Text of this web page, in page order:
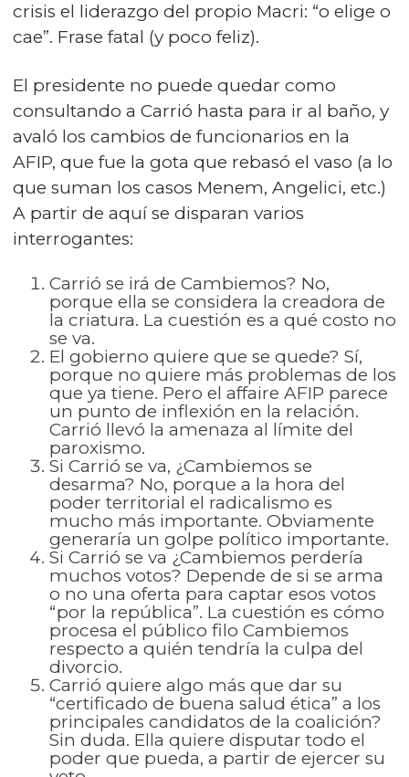
crisis el liderazgo del propio Macri: “o elige o
cae”. Frase fatal (y poco feliz).
El presidente no puede quedar como
consultando a Carrió hasta para ir al baño, y
avaló los cambios de funcionarios en la
AFIP, que fue la gota que rebasó el vaso (a lo
que suman los casos Menem, Angelici, etc.)
A partir de aquí se disparan varios
interrogantes:
Carrió se irá de Cambiemos? No,
porque ella se considera la creadora de
la criatura. La cuestión es a qué costo no
se va.
El gobierno quiere que se quede? Sí,
porque no quiere más problemas de los
que ya tiene. Pero el affaire AFIP parece
un punto de inflexión en la relación.
Carrió llevó la amenaza al límite del
paroxismo.
Si Carrió se va, ¿Cambiemos se
desarma? No, porque a la hora del
poder territorial el radicalismo es
mucho más importante. Obviamente
generaría un golpe político importante.
Si Carrió se va ¿Cambiemos perdería
muchos votos? Depende de si se arma
o no una oferta para captar esos votos
“por la república”. La cuestión es cómo
procesa el público filo Cambiemos
respecto a quién tendría la culpa del
divorcio.
Carrió quiere algo más que dar su
“certificado de buena salud ética” a los
principales candidatos de la coalición?
Sin duda. Ella quiere disputar todo el
poder que pueda, a partir de ejercer su